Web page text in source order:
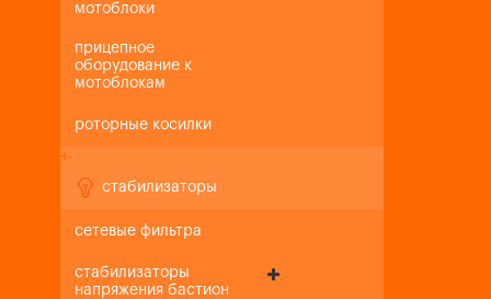
мотоблоки
прицепное
оборудование к
мотоблокам
роторные косилки
+-
стабилизаторы
сетевые фильтра
стабилизаторы
напряжения бастион